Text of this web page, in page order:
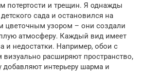
потертости и трещин. Я однажды
сада и остановился на
цветочным узором – они создали
атмосферу. Каждый вид имеет
и недостатки. Например, обои с
расширяют пространство,
добавляют интерьеру шарма и